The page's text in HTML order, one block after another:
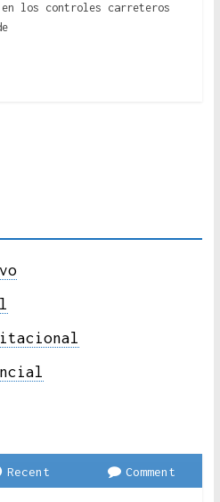
los controles carreteros
Recent Comment